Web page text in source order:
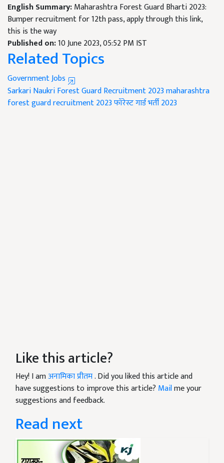
English Summary:Maharashtra Forest Guard Bharti 2023:
Bumper recruitment for 12th pass, apply through this link,
this is the way
Published on:10 June 2023, 05:52 PM IST
Related Topics
Government Jobs
Sarkari NaukriForest Guard Recruitment 2023maharashtra
forest guard recruitment 2023फॉरेस्ट गार्ड भर्ती 2023
Like this article?
Hey! I amअनामिका प्रीतम. Did you liked this article and
have suggestions to improve this article? Mailme your
suggestions and feedback.
Read next